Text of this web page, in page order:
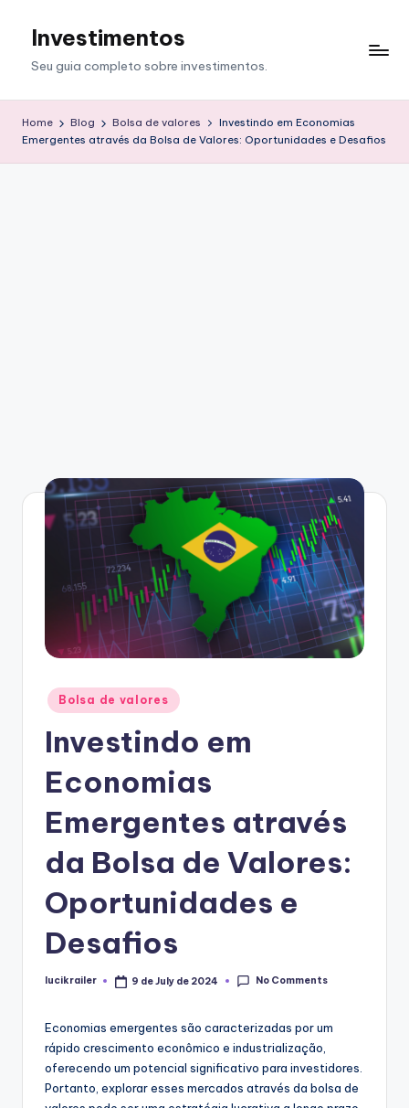
Investimentos
Seu guia completo sobre investimentos.
Home Blog Bolsa de valores
Investindo em Economias
Emergentes através da Bolsa de Valores: Oportunidades e Desafios
Posted
in
Bolsa de valores
Investindo em
Economias
Emergentes através
da Bolsa de Valores:
Oportunidades e
Desafios
Posted
lucikrailer 9 de July de 2024 No Comments
Economias emergentes são caracterizadas por um
rápido crescimento econômico e industrialização,
oferecendo um potencial significativo para investidores.
Portanto, explorar esses mercados através da bolsa de